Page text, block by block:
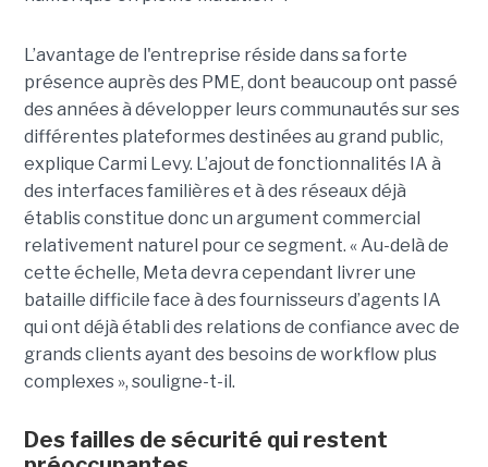
L’avantage de l'entreprise réside dans sa forte
présence auprès des PME, dont beaucoup ont passé
des années à développer leurs communautés sur ses
différentes plateformes destinées au grand public,
explique Carmi Levy. L’ajout de fonctionnalités IA à
des interfaces familières et à des réseaux déjà
établis constitue donc un argument commercial
relativement naturel pour ce segment. « Au-delà de
cette échelle, Meta devra cependant livrer une
bataille difficile face à des fournisseurs d’agents IA
qui ont déjà établi des relations de confiance avec de
grands clients ayant des besoins de workflow plus
complexes », souligne-t-il.
Des failles de sécurité qui restent